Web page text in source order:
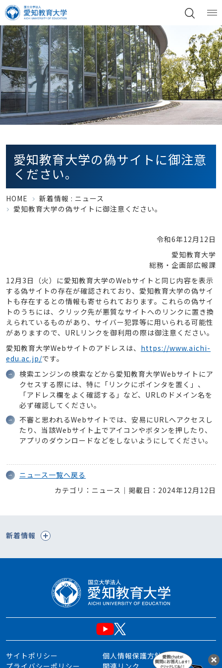
愛知教育大学の偽サイトに御注意
ください。
HOME 新着情報 : ニュース
愛知教育大学の偽サイトに御注意ください。
令和6年12月12日
愛知教育大学
総務・企画部広報課
12月3日（火）に愛知教育大学のWebサイトと同じ内容を表示
する偽サイトの存在が確認されており、愛知教育大学の偽サイ
トも存在するとの情報も寄せられております。これらの偽サイ
トのうちには、クリック先が悪質なサイトへのリンクに置き換
えられているものがあり、サイバー犯罪等に用いられる可能性
がありますので、URLリンクを御利用の際は御注意ください。
愛知教育大学Webサイトのアドレスは、 https://www.aichi-
edu.ac.jp/です。
検索エンジンの検索などから愛知教育大学Webサイトにア
クセスする際には、特に「リンクにポインタを置く」、
「アドレス欄をよく確認する」など、URLのドメイン名を
必ず確認してください。
不審と思われるWebサイトでは、安易にURLへアクセスし
たり、当該Webサイト上でアイコンやボタンを押したり、
アプリのダウンロードなどをしないようにしてください。
ニュース一覧へ戻る
カテゴリ：ニュース｜掲載日：2024年12月12日
新着情報
サイトポリシー
個人情報保護方針